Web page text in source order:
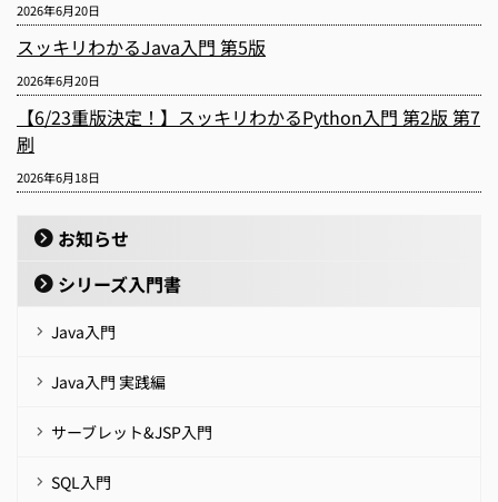
2026年6月20日
スッキリわかるJava入門 第5版
2026年6月20日
【6/23重版決定！】スッキリわかるPython入門 第2版 第7
刷
2026年6月18日
お知らせ
シリーズ入門書
Java入門
Java入門 実践編
サーブレット&JSP入門
SQL入門